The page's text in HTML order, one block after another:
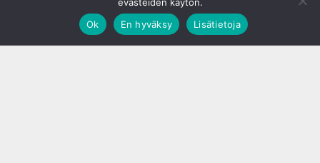
Ok
En hyväksy Lisätietoja